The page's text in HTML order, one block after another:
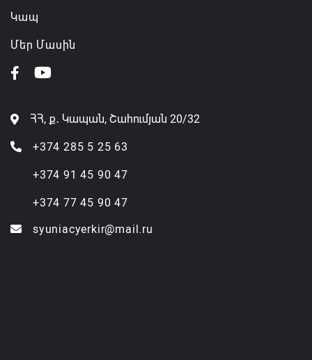
Կապ
Մեր Մասին
ՀՀ, ք․ Կապան, Շահումյան 20/32
+374 285 5 25 63
+374 91 45 90 47
+374 77 45 90 47
syuniacyerkir@mail.ru